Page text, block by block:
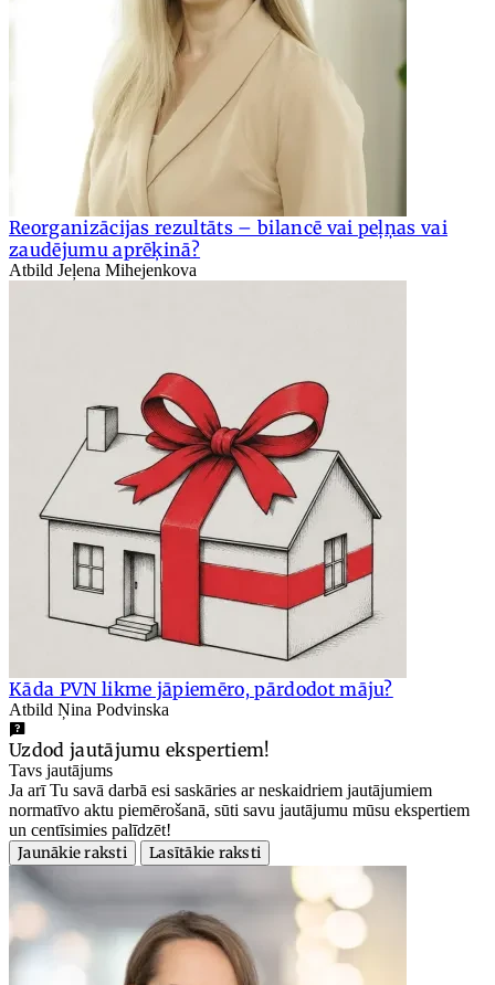
Reorganizācijas rezultāts – bilancē vai peļņas vai
zaudējumu aprēķinā?
Atbild Jeļena Mihejenkova
Kāda PVN likme jāpiemēro, pārdodot māju?
Atbild Ņina Podvinska
Uzdod jautājumu ekspertiem!
Tavs jautājums
Ja arī Tu savā darbā esi saskāries ar neskaidriem jautājumiem
normatīvo aktu piemērošanā, sūti savu jautājumu mūsu ekspertiem
un centīsimies palīdzēt!
Jaunākie raksti
Lasītākie raksti